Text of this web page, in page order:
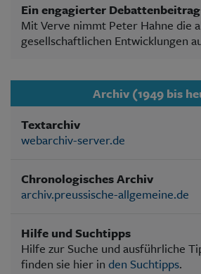
Ein engagierter Debattenbeitrag
Mit Verve nimmt Peter Hahne die
gesellschaftlichen Entwicklungen
Archiv (1949 bis
Textarchiv
webarchiv-server.de
Chronologisches Archiv
archiv.preussische-allgemeine.de
Hilfe und Suchtipps
Hilfe zur Suche und ausführliche
finden sie hier in den Suchtipps.